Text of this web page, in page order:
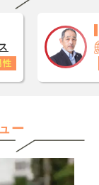
が1
です
あり
ロ
だけ
ます
きる
らし
いの
職に
ょう
性
ー